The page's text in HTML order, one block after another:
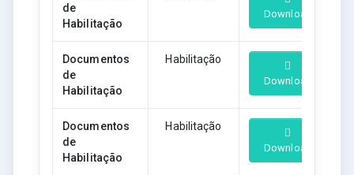
de
Habilitação
Download
Documentos
de
Habilitação
Habilitação
Download
Documentos
de
Habilitação
Habilitação
Download